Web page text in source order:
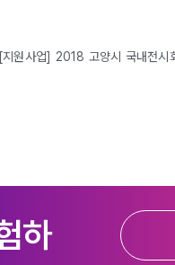
[지원사업] 2018 고양시 국내전시